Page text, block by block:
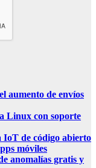
aumento de envíos
Linux con soporte
de código abierto
móviles
anomalías gratis y